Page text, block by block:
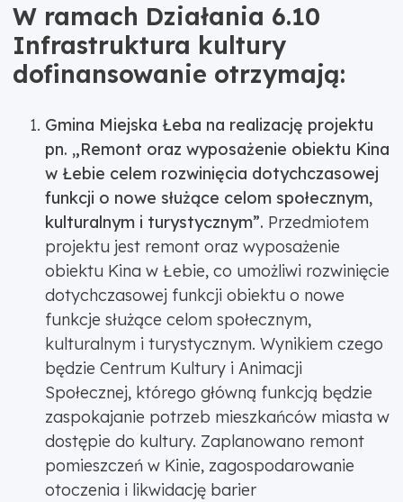
W ramach Działania 6.10
Infrastruktura kultury
dofinansowanie otrzymają:
Gmina Miejska Łeba na realizację projektu
pn. „Remont oraz wyposażenie obiektu Kina
w Łebie celem rozwinięcia dotychczasowej
funkcji o nowe służące celom społecznym,
kulturalnym i turystycznym”. Przedmiotem
projektu jest remont oraz wyposażenie
obiektu Kina w Łebie, co umożliwi rozwinięcie
dotychczasowej funkcji obiektu o nowe
funkcje służące celom społecznym,
kulturalnym i turystycznym. Wynikiem czego
będzie Centrum Kultury i Animacji
Społecznej, którego główną funkcją będzie
zaspokajanie potrzeb mieszkańców miasta w
dostępie do kultury. Zaplanowano remont
pomieszczeń w Kinie, zagospodarowanie
otoczenia i likwidację barier